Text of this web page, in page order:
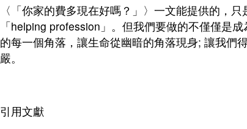
〈「你家的費多現在好嗎？」〉一文能提供的，
「helping profession」。但我們要做的不僅僅是
的每一個角落，讓生命從幽暗的角落現身; 讓我們
嚴。
引用文獻